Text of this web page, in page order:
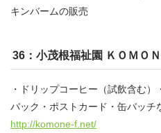
キンバームの販売
36：小茂根福祉園 ＫＯＭＯ
・ドリップコーヒー（試飲含む
バック・ポストカード・缶バッチ
http://komone-f.net/